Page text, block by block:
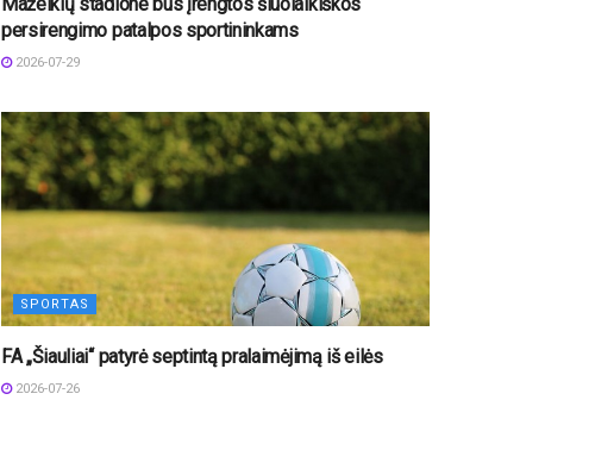
persirengimo patalpos sportininkams
2026-07-29
SPORTAS
FA „Šiauliai“ patyrė septintą pralaimėjimą iš eilės
2026-07-26